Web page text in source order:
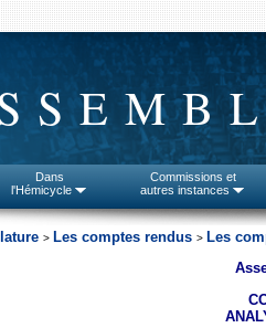
Dans
l'Hémicycle
Commissions et
autres instances
> Les comptes rendus > Les